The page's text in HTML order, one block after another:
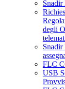
degli
FLC
USB